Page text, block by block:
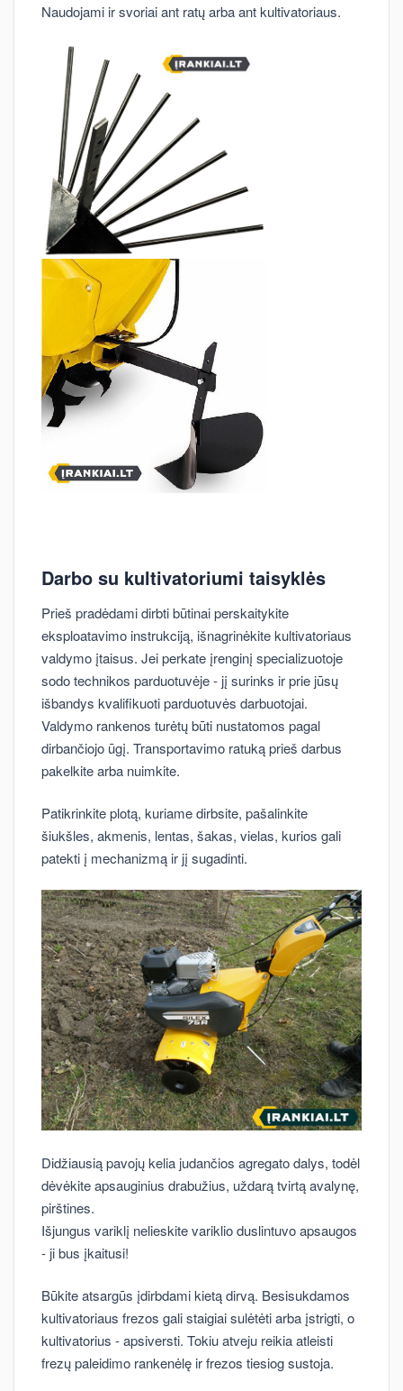
Naudojami ir svoriai ant ratų arba ant kultivatoriaus.
Darbo su kultivatoriumi taisyklės
Prieš pradėdami dirbti būtinai perskaitykite
eksploatavimo instrukciją, išnagrinėkite kultivatoriaus
valdymo įtaisus. Jei perkate įrenginį specializuotoje
sodo technikos parduotuvėje - jį surinks ir prie jūsų
išbandys kvalifikuoti parduotuvės darbuotojai.
Valdymo rankenos turėtų būti nustatomos pagal
dirbančiojo ūgį. Transportavimo ratuką prieš darbus
pakelkite arba nuimkite.
Patikrinkite plotą, kuriame dirbsite, pašalinkite
šiukšles, akmenis, lentas, šakas, vielas, kurios gali
patekti į mechanizmą ir jį sugadinti.
Didžiausią pavojų kelia judančios agregato dalys, todėl
dėvėkite apsauginius drabužius, uždarą tvirtą avalynę,
pirštines.
Išjungus variklį nelieskite variklio duslintuvo apsaugos
- ji bus įkaitusi!
Būkite atsargūs įdirbdami kietą dirvą. Besisukdamos
kultivatoriaus frezos gali staigiai sulėtėti arba įstrigti, o
kultivatorius - apsiversti. Tokiu atveju reikia atleisti
frezų paleidimo rankenėlę ir frezos tiesiog sustoja.